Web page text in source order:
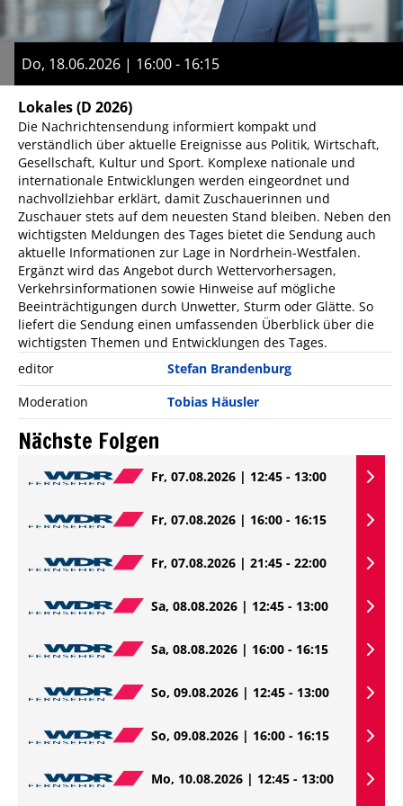
Do, 18.06.2026 | 16:00 - 16:15
Lokales(D 2026)
Die Nachrichtensendung informiert kompakt und
verständlich über aktuelle Ereignisse aus Politik, Wirtschaft,
Gesellschaft, Kultur und Sport. Komplexe nationale und
internationale Entwicklungen werden eingeordnet und
nachvollziehbar erklärt, damit Zuschauerinnen und
Zuschauer stets auf dem neuesten Stand bleiben. Neben den
wichtigsten Meldungen des Tages bietet die Sendung auch
aktuelle Informationen zur Lage in Nordrhein-Westfalen.
Ergänzt wird das Angebot durch Wettervorhersagen,
Verkehrsinformationen sowie Hinweise auf mögliche
Beeinträchtigungen durch Unwetter, Sturm oder Glätte. So
liefert die Sendung einen umfassenden Überblick über die
wichtigsten Themen und Entwicklungen des Tages.
editor
Stefan Brandenburg
Moderation
Tobias Häusler
Nächste Folgen
Fr, 07.08.2026 | 12:45 - 13:00
Fr, 07.08.2026 | 16:00 - 16:15
Fr, 07.08.2026 | 21:45 - 22:00
Sa, 08.08.2026 | 12:45 - 13:00
Sa, 08.08.2026 | 16:00 - 16:15
So, 09.08.2026 | 12:45 - 13:00
So, 09.08.2026 | 16:00 - 16:15
Mo, 10.08.2026 | 12:45 - 13:00